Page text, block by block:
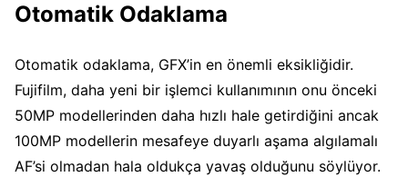
Otomatik Odaklama
Otomatik odaklama, GFX’in en önemli eksikliğidir.
Fujifilm, daha yeni bir işlemci kullanımının onu önceki
50MP modellerinden daha hızlı hale getirdiğini ancak
100MP modellerin mesafeye duyarlı aşama algılamalı
AF’si olmadan hala oldukça yavaş olduğunu söylüyor.